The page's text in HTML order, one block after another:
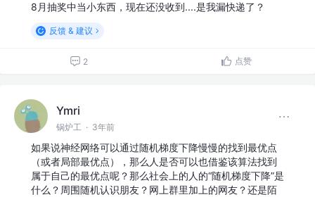
8月抽奖中当小东西，现在还没收到....是我漏快递了？
反馈 & 建议
2 点赞
Ymri
锅炉工 · 3年前
如果说神经网络可以通过随机梯度下降慢慢的找到最优点
（或者局部最优点），那么人是否可以也借鉴该算法找到
属于自己的最优点呢？那么社会上的人的“随机梯度下降”是
什么？周围随机认识朋友？网上群里加上的网友？还是陌